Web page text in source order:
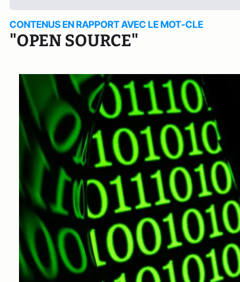
CONTENUS EN RAPPORT AVEC LE MOT-CLE
"OPEN SOURCE"